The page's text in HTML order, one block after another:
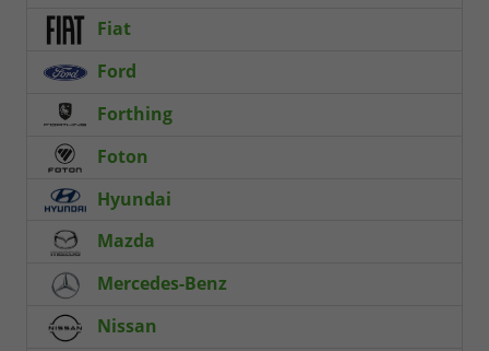
Fiat
Ford
Forthing
Foton
Hyundai
Mazda
Mercedes-Benz
Nissan